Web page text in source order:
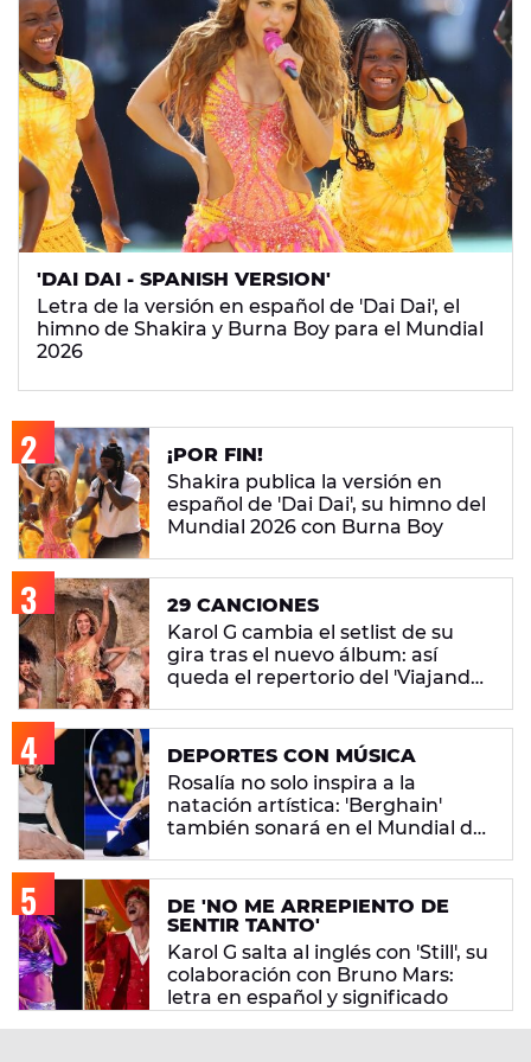
'DAI DAI - SPANISH VERSION'
Letra de la versión en español de 'Dai Dai', el
himno de Shakira y Burna Boy para el Mundial
2026
¡POR FIN!
Shakira publica la versión en
español de 'Dai Dai', su himno del
Mundial 2026 con Burna Boy
29 CANCIONES
Karol G cambia el setlist de su
gira tras el nuevo álbum: así
queda el repertorio del 'Viajando
DEPORTES CON MÚSICA
Rosalía no solo inspira a la
natación artística: 'Berghain'
también sonará en el Mundial de
DE 'NO ME ARREPIENTO DE
SENTIR TANTO'
Karol G salta al inglés con 'Still', su
colaboración con Bruno Mars:
letra en español y significado